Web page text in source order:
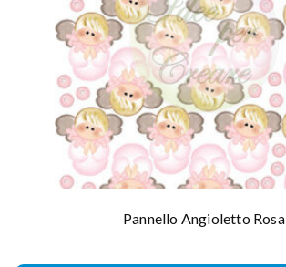
Pannello Angioletto Rosa